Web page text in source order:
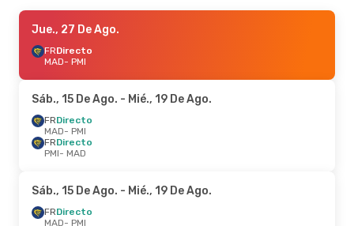
Jue., 27 De Ago.
FRDirecto
MAD- PMI
Sáb., 15 De Ago. - Mié., 19 De Ago.
FRDirecto
MAD- PMI
FRDirecto
PMI- MAD
Sáb., 15 De Ago. - Mié., 19 De Ago.
FRDirecto
MAD- PMI